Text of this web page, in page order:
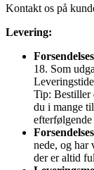
Kontakt os på
Levering:
18. Som
Tip: Bestiller
du i mange
nede, og har
der er altid